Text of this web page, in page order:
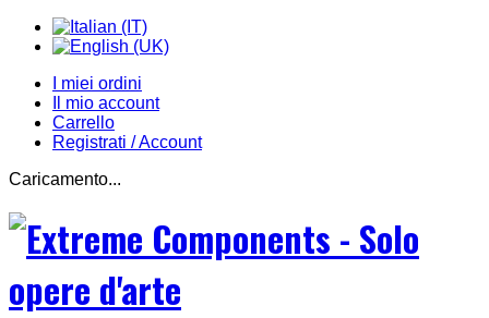
I miei ordini
Il mio account
Carrello
Registrati / Account
Caricamento...